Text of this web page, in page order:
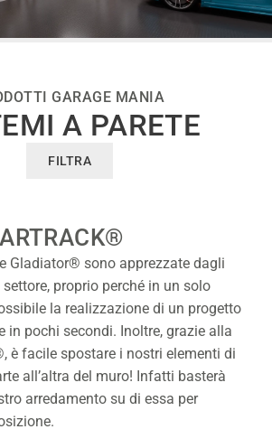
GARAGE MANIA
A PARETE
FILTRA
Gladiator® sono apprezzate dagli
proprio perché in un solo
la realizzazione di un progetto
in pochi secondi. Inoltre, grazie alla
è facile spostare i nostri elementi di
all’altra del muro! Infatti basterà
arredamento su di essa per